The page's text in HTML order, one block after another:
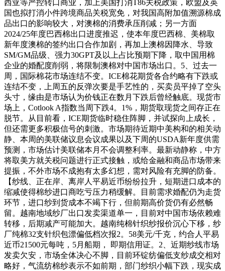
西亚等严控转口商业，加上美国打消T86关税政策，欧盟及英
国也拟打消小件跨境商品关税宽免，对我国高附加值溯源棉成
品出口的影响较大，对澳棉的消费承压削减；另一方面
2024/25年度巴西棉出口进度推迟，使本年度巴西棉、美棉取
新年度澳棉的签约出口合作加剧，再加上澳棉因降水、导致
SM/GM品级、强力30GPT及以上占比预期下降，取中国用棉
企业的婚配度削弱，将限制澳棉对中国市场出口。5、过去一
周，国际棉花市场连结不变。ICE棉花期货各合约略有下跌或
连结不变，上周五的反弹次要是手艺性的，买卖员平掉了空头
头寸，缘由是市场认为价钱正在数月下跌后曾经触底。现货市
场上，Cotlook A指数当周下跌4。1%，期货取现货之间存正在
脱节。从目前看，ICE期货临时稳住阵脚，并试探向上成长，
但还需更多积极信号的刺激。市场期待近期中美构和的相关动
静、本周的美联储议息会议成果以及下周的USDA新年度供需
预测，市场估计美联储本月不会调整利率。最新动静称，中方
将取美方就关税问题进行正式接触，或给金融和商品市场带来
提振，不外市场不成抱有太多幻想，需对风险有充脚的防备。
【纱线、正在岸、离岸人平易近币纷纷拉升，短期进口成本的
缩减使得棉纱进口商吃亏压力稍缓解。目前需求婚配仍为走货
环节，进口纱到货成本不竭下行，但前期高价货仍有必然畅
留。越南地域纱厂出口发卖渠道单一，目前对中国市场依赖难
转移，后期减产可能加大。越南纯棉针织纱报价沉心下移，纱
厂纯棉32支针织包漂偏低档次报2。58美元/千克，约合人平易
近币21500元每吨，5月船期， 即期信用证。2、近期纱线市场
发卖欠安，市场全体决心不脚，目前环锭纺偏低支纱成交相对
略好，气流纺棉纱表示不如前期，部门纱织小幅下跌，现实成